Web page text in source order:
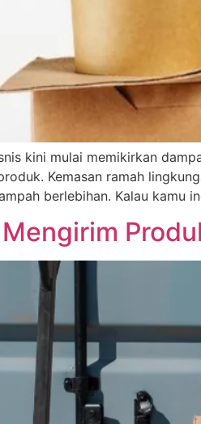
kini mulai memikirkan
Kemasan ramah
berlebihan. Kalau kamu